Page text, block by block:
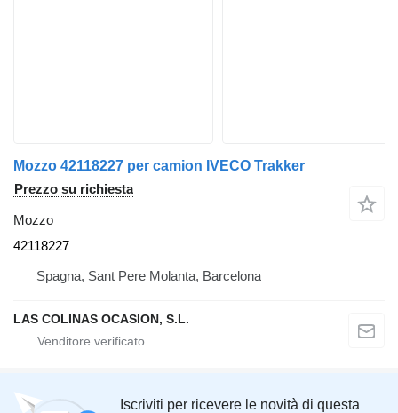
Mozzo 42118227 per camion IVECO Trakker
Prezzo su richiesta
Mozzo
42118227
Spagna, Sant Pere Molanta, Barcelona
LAS COLINAS OCASION, S.L.
Iscriviti per ricevere le novità di questa